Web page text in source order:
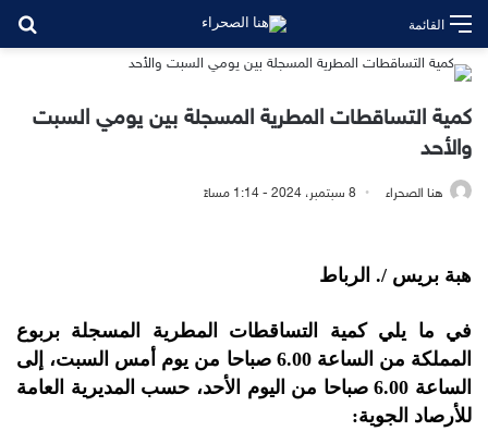
القائمة
كمية التساقطات المطرية المسجلة بين يومي السبت
والأحد
هنا الصحراء 8 سبتمبر، 2024 - 1:14 مساءً
هبة بريس /. الرباط
في ما يلي كمية التساقطات المطرية المسجلة بربوع
المملكة من الساعة 6.00 صباحا من يوم أمس السبت، إلى
الساعة 6.00 صباحا من اليوم الأحد، حسب المديرية العامة
للأرصاد الجوية: